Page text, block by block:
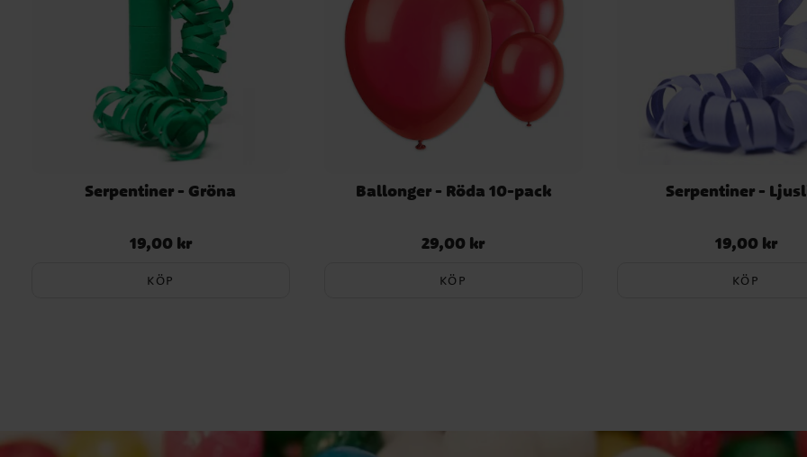
Serpentiner - Gröna
Pris:19,00 kr
19,00 kr
KÖP
Ballonger - Röda 10-pack
Pris:29,00 kr
29,00 kr
KÖP
Serpentiner -
Pris:19,00 kr
19,00 kr
KÖP